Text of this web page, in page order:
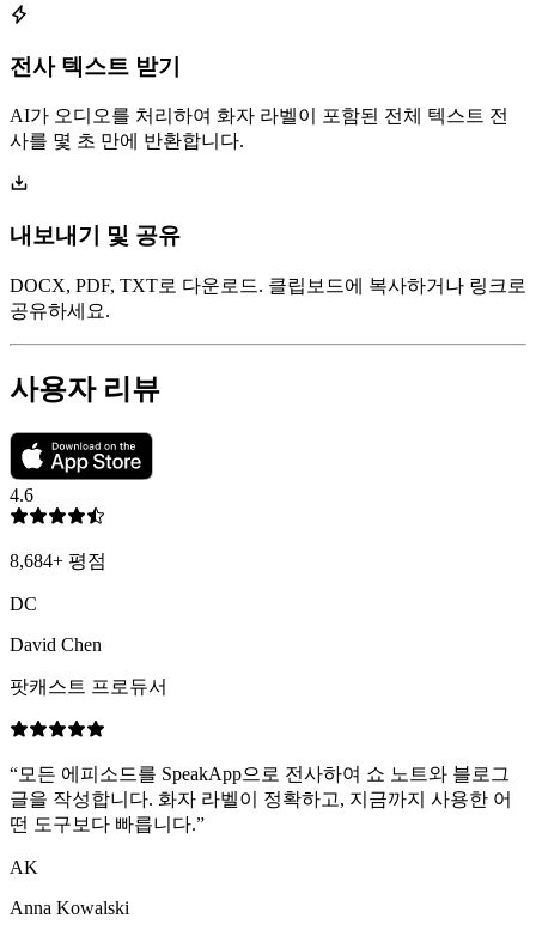
전사 텍스트 받기
AI가 오디오를 처리하여 화자 라벨이 포함된 전체 텍스트 전
사를 몇 초 만에 반환합니다.
내보내기 및 공유
DOCX, PDF, TXT로 다운로드. 클립보드에 복사하거나 링크로
공유하세요.
사용자 리뷰
4.6
8,684+ 평점
DC
David Chen
팟캐스트 프로듀서
“모든 에피소드를 SpeakApp으로 전사하여 쇼 노트와 블로그
글을 작성합니다. 화자 라벨이 정확하고, 지금까지 사용한 어
떤 도구보다 빠릅니다.”
AK
Anna Kowalski